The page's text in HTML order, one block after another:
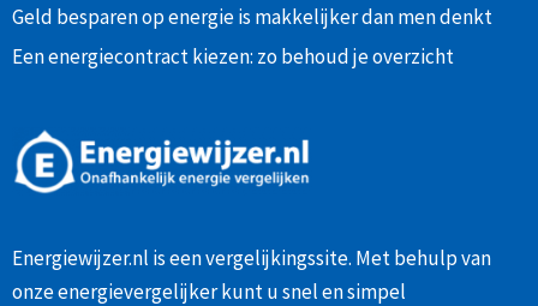
Geld besparen op energie is makkelijker dan men denkt
Een energiecontract kiezen: zo behoud je overzicht
Energiewijzer.nl is een vergelijkingssite. Met behulp van
onzeenergievergelijkerkunt u snel en simpel